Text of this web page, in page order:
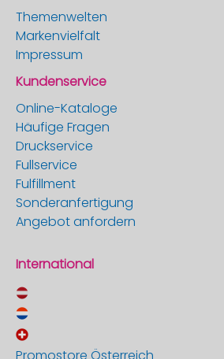
Themenwelten
Markenvielfalt
Impressum
Kundenservice
Online-Kataloge
Häufige Fragen
Druckservice
Fullservice
Fulfillment
Sonderanfertigung
Angebot anfordern
International